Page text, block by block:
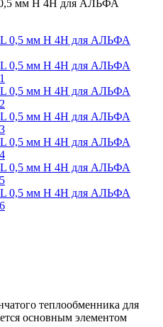
мм H 4H для АЛЬФА
теплообменника для
основным элементом